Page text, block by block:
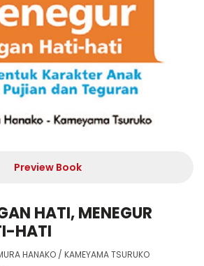
Preview Book
HATI, MENEGUR
HATI
HANAKO / KAMEYAMA TSURUKO